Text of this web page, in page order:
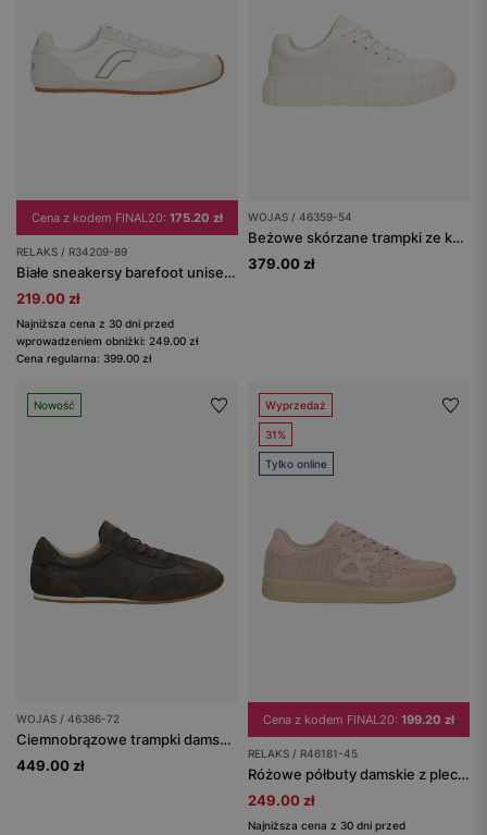
Cena z kodem FINAL20: 175.20 zł
RELAKS / R34209-89
Białe sneakersy barefoot unisex na płaskiej podeszwie RELAKS
219.00 zł
Najniższa cena z 30 dni przed
wprowadzeniem obniżki: 249.00 zł
Cena regularna: 399.00 zł
WOJAS / 46359-54
Beżowe skórzane trampki ze karbowaną podeszwą
379.00 zł
Nowość
WOJAS / 46386-72
Ciemnobrązowe trampki damskie z łączonych skór
449.00 zł
Wyprzedaż
31%
Tylko online
Cena z kodem FINAL20: 199.20 zł
RELAKS / R46181-45
Różowe półbuty damskie z plecionego materiału RELAKS
249.00 zł
Najniższa cena z 30 dni przed